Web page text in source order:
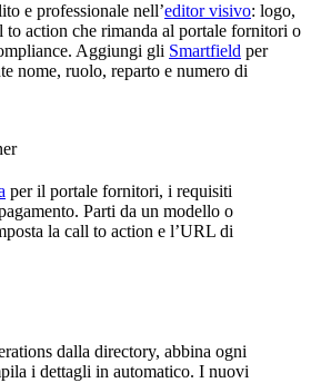
e professionale nell’editor visivo: logo,
to action che rimanda al portale fornitori o
Aggiungi gli Smartfield per
nome, ruolo, reparto e numero di
per il portale fornitori, i requisiti
Parti da un modello o
la call to action e l’URL di
dalla directory, abbina ogni
i dettagli in automatico. I nuovi